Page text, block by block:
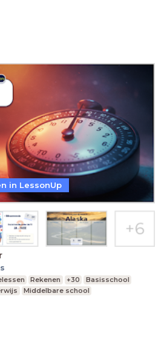
Rekenen +30
Basisschool
Middelbare school
in LessonUp